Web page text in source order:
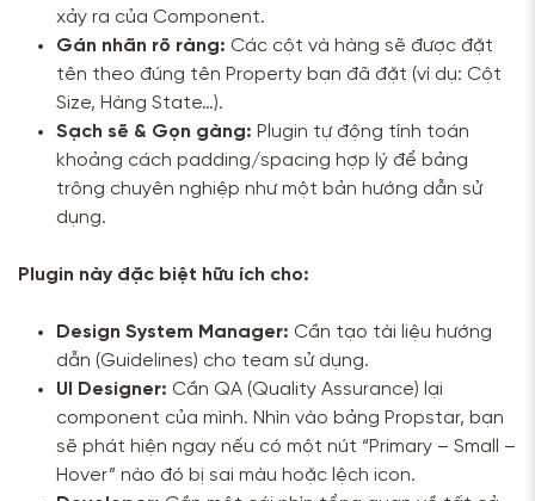
xảy ra của Component.
Gán nhãn rõ ràng: Các cột và hàng sẽ được đặt
tên theo đúng tên Property bạn đã đặt (ví dụ: Cột
Size, Hàng State…).
Sạch sẽ & Gọn gàng: Plugin tự động tính toán
khoảng cách padding/spacing hợp lý để bảng
trông chuyên nghiệp như một bản hướng dẫn sử
dụng.
Plugin này đặc biệt hữu ích cho:
Design System Manager: Cần tạo tài liệu hướng
dẫn (Guidelines) cho team sử dụng.
UI Designer: Cần QA (Quality Assurance) lại
component của mình. Nhìn vào bảng Propstar, bạn
sẽ phát hiện ngay nếu có một nút “Primary – Small –
Hover” nào đó bị sai màu hoặc lệch icon.